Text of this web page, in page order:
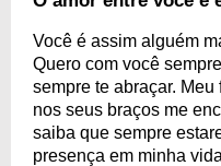
Você é assim alguém
Quero com você
sempre te abraçar.
nos seus braços me
saiba que sempre
presença em minha